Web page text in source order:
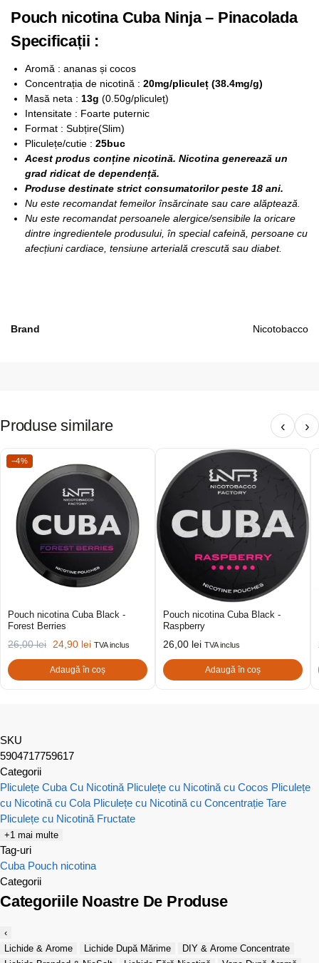
Pouch nicotina Cuba Ninja – Pinacolada
Specificații :
Aromă : ananas și cocos
Concentrația de nicotină : 20mg/pliculeț (38.4mg/g)
Masă neta : 13g (0.50g/pliculeț)
Intensitate : Foarte puternic
Format : Subțire(Slim)
Pliculețe/cutie : 25buc
Acest produs conține nicotină. Nicotina generează un
grad ridicat de dependență.
Produse destinate strict consumatorilor peste 18 ani.
Nu este recomandat femeilor însărcinate sau care alăptează.
Nu este recomandat persoanele alergice/sensibile la oricare
dintre ingredientele produsului, în special cafeină, persoane cu
afecțiuni cardiace, tensiune arterială crescută sau diabet.
Brand Nicotobacco
Produse similare ‹ ›
−4%
Pouch nicotina Cuba Black -
Forest Berries
26,00lei 24,90 lei TVA inclus
Adaugă în coș
Pouch nicotina Cuba Black -
Raspberry
26,00 lei TVA inclus
Adaugă în coș
SKU
5904717759617
Categorii
Pliculețe Cuba Cu Nicotină Pliculețe cu Nicotină cu Cocos Pliculețe
cu Nicotină cu Cola Pliculețe cu Nicotină cu Concentrație Tare
Pliculețe cu Nicotină Fructate
+1 mai multe
Tag-uri
Cuba Pouch nicotina
Categorii
Categoriile Noastre De Produse
‹
Lichide & Arome
Lichide După Mărime
DIY & Arome Concentrate